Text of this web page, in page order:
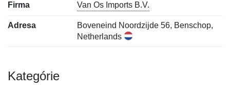
Firma Van Os Imports B.V.
Adresa
Boveneind Noordzijde 56, Benschop,
Netherlands
Kategórie